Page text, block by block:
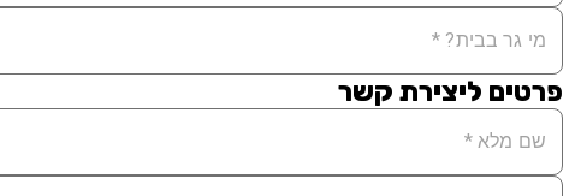
פרטים ליצירת קשר